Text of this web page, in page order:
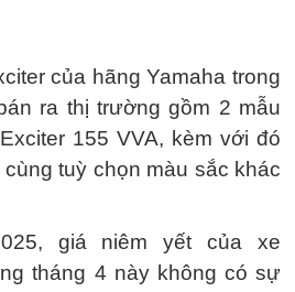
của hãng Yamaha trong
ra thị trường gồm 2 mẫu
155 VVA, kèm với đó
tuỳ chọn màu sắc khác
giá niêm yết của xe
tháng 4 này không có sự